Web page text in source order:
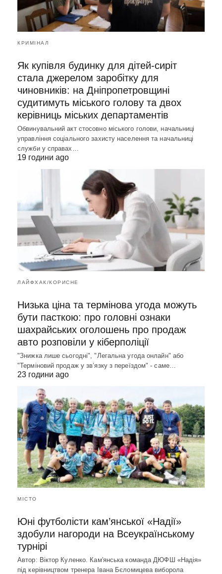
КРИМІНАЛ
Як купівля будинку для дітей-сиріт
стала джерелом заробітку для
чиновників: на Дніпропетровщині
судитимуть міського голову та двох
керівниць міських департаментів
Обвинувальний акт стосовно міського голови, начальниці
управління соціального захисту населення та начальниці
служби у справах…
19 години ago
ЛАЙФХАК/КОРИСНЕ
Низька ціна та термінова угода можуть
бути пасткою: про головні ознаки
шахрайських оголошень про продаж
авто розповіли у кіберполіції
"Знижка лише сьогодні", "Легальна угода онлайн" або
"Терміновий продаж у зв’язку з переїздом" - саме…
23 години ago
МІСТО
Юні футболісти кам’янської «Надії»
здобули нагороди на Всеукраїнському
турнірі
Автор: Віктор Куленко. Кам'янська команда ДЮФШ «Надія»
під керівництвом тренера Івана Бєломицева виборола